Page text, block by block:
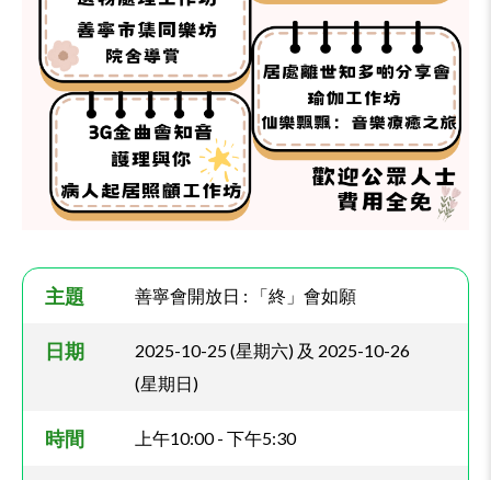
主題 善寧會開放日 : 「終」會如願
日期
2025-10-25 (星期六) 及 2025-10-26
(星期日)
時間 上午10:00 - 下午5:30